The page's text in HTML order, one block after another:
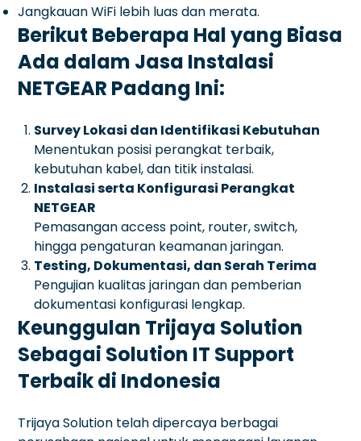
Jangkauan WiFi lebih luas dan merata.
Berikut Beberapa Hal yang Biasa
Ada dalam Jasa Instalasi
NETGEAR Padang Ini:
Survey Lokasi dan Identifikasi Kebutuhan
Menentukan posisi perangkat terbaik,
kebutuhan kabel, dan titik instalasi.
Instalasi serta Konfigurasi Perangkat
NETGEAR
Pemasangan access point, router, switch,
hingga pengaturan keamanan jaringan.
Testing, Dokumentasi, dan Serah Terima
Pengujian kualitas jaringan dan pemberian
dokumentasi konfigurasi lengkap.
Keunggulan Trijaya Solution
Sebagai Solution IT Support
Terbaik di Indonesia
Trijaya Solution telah dipercaya berbagai